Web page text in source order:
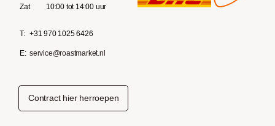
Zat 10:00 tot 14:00 uur
T: +31 970 1025 6426
E: service@roastmarket.nl
Contract hier herroepen